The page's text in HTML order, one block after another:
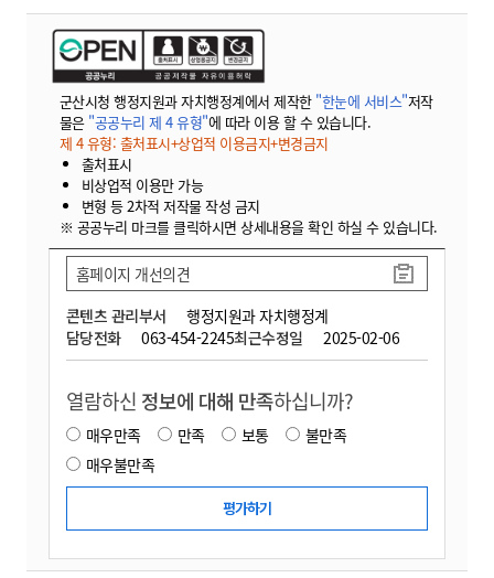
군산시청 행정지원과 자치행정계에서 제작한 "한눈에 서비스"저작
물은 "공공누리 제 4 유형"에 따라 이용 할 수 있습니다.
제 4 유형: 출처표시+상업적 이용금지+변경금지
출처표시
비상업적 이용만 가능
변형 등 2차적 저작물 작성 금지
※ 공공누리 마크를 클릭하시면 상세내용을 확인 하실 수 있습니다.
콘텐츠 관리부서
행정지원과 자치행정계
담당전화
063-454-2245최근수정일 2025-02-06
홈페이지 개선의견
열람하신 정보에 대해 만족하십니까?
매우만족 만족 보통
불만족
매우불만족